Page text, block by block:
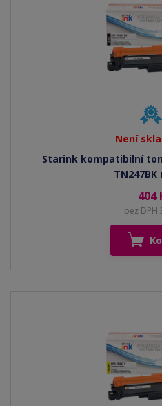
Není
Starink kompatibilní
TN247BK
404
bez DPH